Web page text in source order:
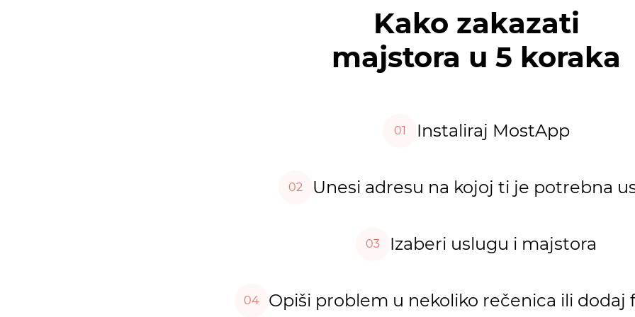
Kako zakazati
majstora u 5 koraka
01 Instaliraj MostApp
02 Unesi adresu na kojoj ti je potrebna
03 Izaberi uslugu i majstora
04 Opiši problem u nekoliko rečenica ili dodaj